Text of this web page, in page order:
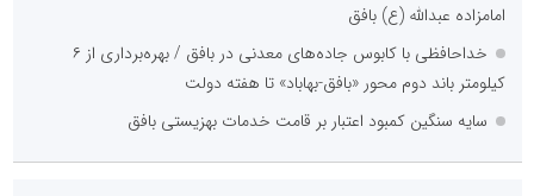
امامزاده عبدالله (ع) بافق
خداحافظی با کابوس جاده‌های معدنی در بافق / بهره‌برداری از ۶
کیلومتر باند دوم محور «بافق-بهاباد» تا هفته دولت
سایه سنگین کمبود اعتبار بر قامت خدمات بهزیستی بافق